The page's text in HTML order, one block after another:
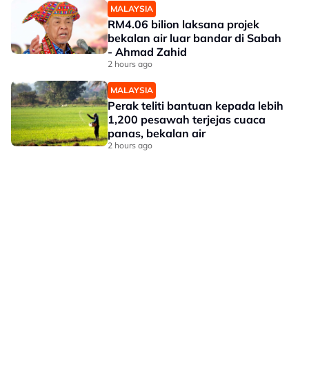
MALAYSIA
RM4.06 bilion laksana projek
bekalan air luar bandar di Sabah
- Ahmad Zahid
2 hours ago
MALAYSIA
Perak teliti bantuan kepada lebih
1,200 pesawah terjejas cuaca
panas, bekalan air
2 hours ago